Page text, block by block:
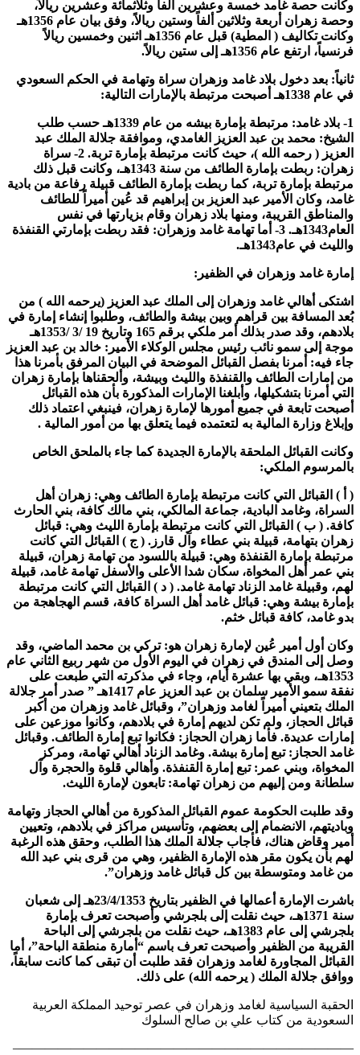
وكانت حصة غامد خمسة وعشرين ألفاً وثلاثمائة وعشرين ريالاً،
وحصة زهران أربعة وثلاثين ألفاً وستين ريالاً، وفق بيان عام 1356هـ
وكانت تكاليف ( المطية) قبل عام 1356هـ اثنين وخمسين ريالاً
فرنسياً، ارتفع عام 1356هـ إلى ستين ريالاً.
ثانياً: بعد دخول بلاد غامد وزهران سراة وتهامة في الحكم السعودي
في عام 1338هـ أصبحت مرتبطة بالإمارات التالية:
1- بلاد غامد: مرتبطة بإمارة بيشه من عام 1339هـ حسب طلب
الشيخ: محمد بن عبد العزيز الغامدي، وموافقة جلالة الملك عبد
العزيز ( رحمه الله )، حيث كانت مرتبطة بإمارة تربة. 2- سراة
زهران: ربطت بإمارة الطائف من سنة 1343هـ، وكانت قبل ذلك
مرتبطة بإمارة تربة، كما ربطت بإمارة الطائف قبيلة رفاعة من بادية
غامد، وكان الأمير عبد العزيز بن إبراهيم قد عُين أميراً للطائف
والمناطق القريبة، ومنها بلاد زهران وقام بزيارتها في نفس
العام1343هـ. 3- أما تهامة غامد وزهران: فقد ربطت بإمارتي القنفذة
والليث في عام1343هـ.
إمارة غامد وزهران في الظفير:
اشتكى أهالي غامد وزهران إلى الملك عبد العزيز (يرحمه الله ) من
بُعد المسافة بين قراهم وبين بيشة والطائف، وطلبوا إنشاء إمارة في
بلادهم، وقد صدر بذلك أمر ملكي برقم 165 وتاريخ 19 /3 /1353هـ
موجة إلى سمو نائب رئيس مجلس الوكلاء الأمير: خالد بن عبد العزيز
جاء فيه: أمرنا بفصل القبائل الموضحة في البيان المرفق بأمرنا هذا
من إمارات الطائف والقنفذة والليث وبيشة، وألحقناها بإمارة زهران
التي أمرنا بتشكيلها، وأبلغنا الإمارات المذكورة بأن هذه القبائل
أصبحت تابعة في جميع أمورها لإمارة زهران، فينبغي اعتماد ذلك
وإبلاغ وزارة المالية به لتعتمده فيما يتعلق بها من أمور المالية .
وكانت القبائل الملحقة بالإمارة الجديدة كما جاء بالملحق الخاص
بالمرسوم الملكي:
( أ ) القبائل التي كانت مرتبطة بإمارة الطائف وهي: زهران أهل
السراة، وغامد البادية، جماعة المالكي، بني مالك كافة، بني الحارث
كافة. ( ب ) القبائل التي كانت مرتبطة بإمارة الليث وهي: قبائل
زهران بتهامة، قبيلة بني عطاء وآل قارز. ( ج ) القبائل التي كانت
مرتبطة بإمارة القنفذة وهي: قبيلة باللسود من تهامة زهران، قبيلة
بني عمر أهل المخواة، سكان شدا الأعلى والأسفل تهامة غامد، قبيلة
لهم، وقبيلة غامد الزناد تهامة غامد. ( د ) القبائل التي كانت مرتبطة
بإمارة بيشة وهي: قبائل غامد أهل السراة كافة، قسم الهجاهجة من
بدو غامد، كافة قبائل خثم.
وكان أول أمير عُين لإمارة زهران هو: تركي بن محمد الماضي، وقد
وصل إلى المندق في زهران في اليوم الأول من شهر ربيع الثاني عام
1353هـ، وبقي بها عشرة أيام، وجاء في مذكرته التي طبعت على
نفقة سمو الأمير سلمان بن عبد العزيز عام 1417هـ ” صدر أمر جلالة
الملك بتعيني أميراً لغامد وزهران”، وقبائل غامد وزهران من أكبر
قبائل الحجاز، ولم تكن لديهم إمارة في بلادهم، وكانوا موزعين على
إمارات عديدة. فأما زهران الحجاز: فكانوا تبع إمارة الطائف. وقبائل
غامد الحجاز: تبع إمارة بيشة. وغامد الزناد أهالي تهامة، ومركز
المخواة، وبني عمر: تبع إمارة القنفذة. وأهالي قلوة والحجرة وآل
سلطانة ومن إليهم من زهران تهامة: تابعون لإمارة الليث.
وقد طلبت الحكومة عموم القبائل المذكورة من أهالي الحجاز وتهامة
وباديتهم، الانضمام إلى بعضهم، وتأسيس مراكز في بلادهم، وتعيين
أمير وقاض هناك، فأجاب جلالة الملك هذا الطلب، وحقق هذه الرغبة
لهم بأن يكون مقر هذه الإمارة الظفير، وهي من قرى بني عبد الله
من غامد ومتوسطة بين كل قبائل غامد وزهران”.
باشرت الإمارة أعمالها في الظفير بتاريخ 23/4/1353هـ إلى شعبان
سنة 1371هـ، حيث نقلت إلى بلجرشي وأصبحت تعرف بإمارة
بلجرشي إلى عام 1383هـ، حيث نقلت من بلجرشي إلى الباحة
القريبة من الظفير وأصبحت تعرف باسم “أمارة منطقة الباحة”، أما
القبائل المجاورة لغامد وزهران فقد طلبت أن تبقى كما كانت سابقاً،
ووافق جلالة الملك ( يرحمه الله) على ذلك.
الحقبة السياسية لغامد وزهران في عصر توحيد المملكة العربية
السعودية من كتاب علي بن صالح السلوك
——————————————————————————–